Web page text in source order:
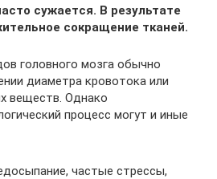
сужается. В результате
сокращение тканей.
головного мозга обычно
диаметра кровотока или
веществ. Однако
процесс могут и иные
частые стрессы,